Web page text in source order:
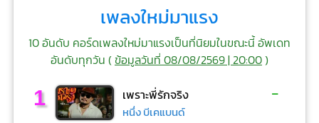
เพลงใหม่มาแรง
10 อันดับ คอร์ดเพลงใหม่มาแรงเป็นที่นิยมในขณะนี้ อัพเดท
อันดับทุกวัน (ข้อมูลวันที่ 08/08/2569 | 20:00)
1 เพราะพี่รักจริง
หนึ่ง บีเคแบนด์
-